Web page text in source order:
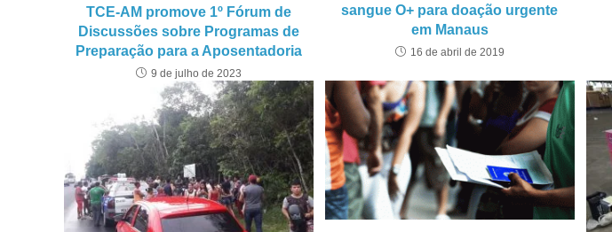
TCE-AM promove 1º Fórum de
Discussões sobre Programas de
Preparação para a Aposentadoria
9 de julho de 2023
sangue O+ para doação urgente
em Manaus
16 de abril de 2019